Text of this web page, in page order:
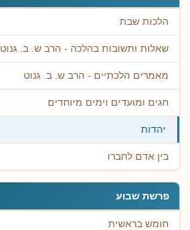
הלכות שבת
שאלות ותשובות בהלכה - הרב ש. ב. גנוט
מאמרים הלכתיים - הרב ש. ב. גנוט
חגים ומועדים וימים מיוחדים
יהדות
בין אדם לחברו
פרשת שבוע
חומש בראשית